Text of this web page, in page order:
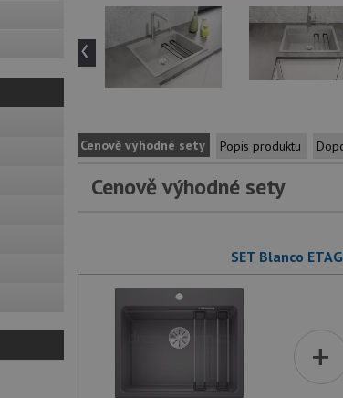
‹
Cenově výhodné sety Popis produktu
Cenově výhodné sety
SET Blanco
+